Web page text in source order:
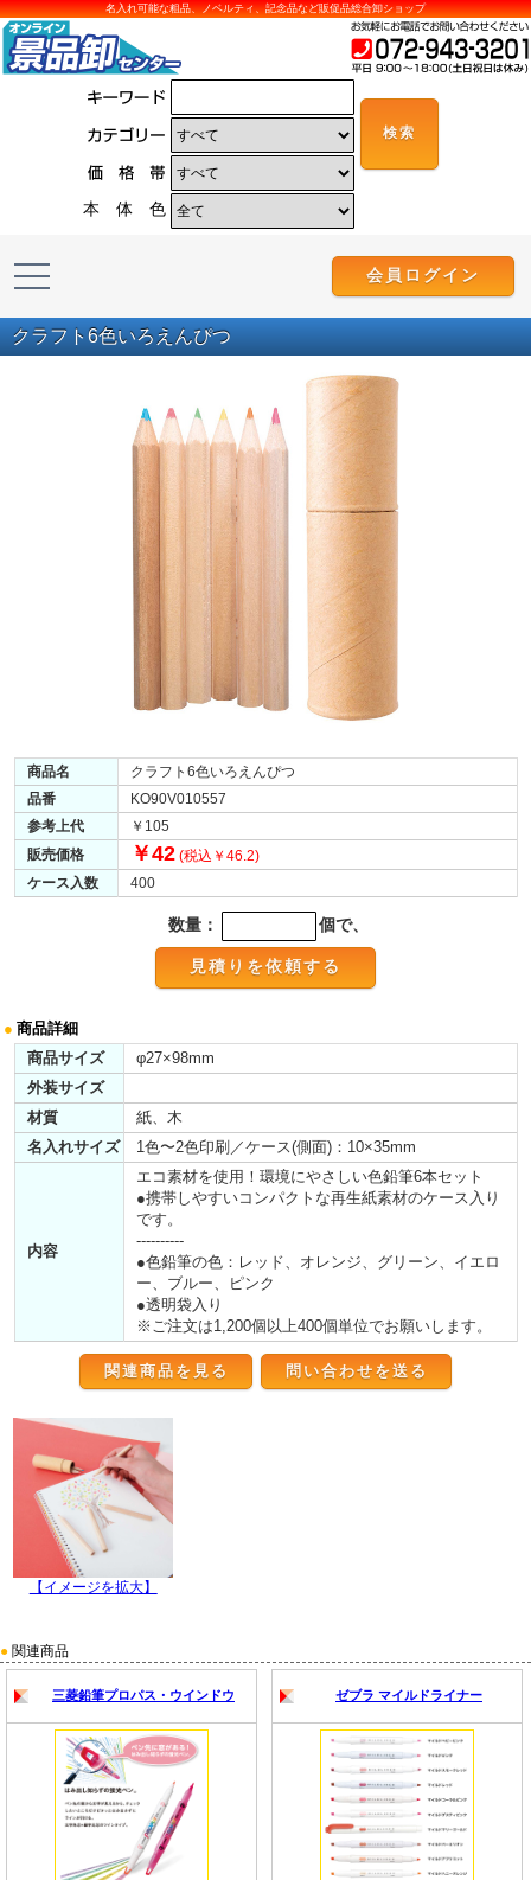
名入れ可能な粗品、ノベルティ、記念品など販促品総合卸ショップ
本 体 色
会員ログイン
クラフト6色いろえんぴつ
商品名
クラフト6色いろえんぴつ
品番
KO90V010557
参考上代
￥105
販売価格
￥42 (税込￥46.2)
ケース入数
400
数量： 個で、
● 商品詳細
商品サイズ
φ27×98mm
外装サイズ
材質
紙、木
名入れサイズ
1色〜2色印刷／ケース(側面)：10×35mm
内容
エコ素材を使用！環境にやさしい色鉛筆6本セット
●携帯しやすいコンパクトな再生紙素材のケース入り
です。
----------
●色鉛筆の色：レッド、オレンジ、グリーン、イエロ
ー、ブルー、ピンク
●透明袋入り
※ご注文は1,200個以上400個単位でお願いします。
関連商品を見る
【イメージを拡大】
● 関連商品
三菱鉛筆プロパス・ウインドウ ゼブラ マイルドライナー